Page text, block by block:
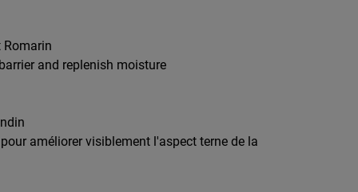
Romarin
and replenish moisture
améliorer visiblement l'aspect terne de la